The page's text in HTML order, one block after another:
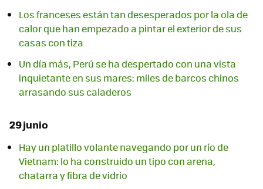
Los franceses están tan desesperados por la ola de
calor que han empezado a pintar el exterior de sus
casas con tiza
Un día más, Perú se ha despertado con una vista
inquietante en sus mares: miles de barcos chinos
arrasando sus caladeros
29 junio
Hay un platillo volante navegando por un río de
Vietnam: lo ha construido un tipo con arena,
chatarra y fibra de vidrio